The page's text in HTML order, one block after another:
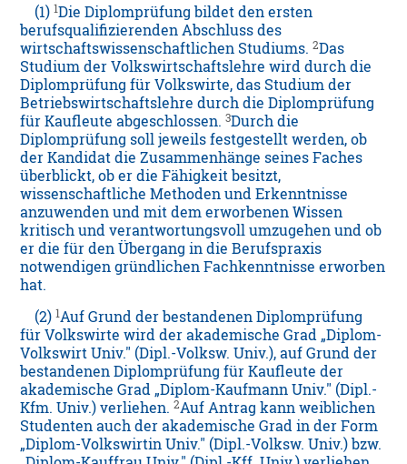
(1)1Die Diplomprüfung bildet den ersten
berufsqualifizierenden Abschluss des
wirtschaftswissenschaftlichen Studiums.2Das
Studium der Volkswirtschaftslehre wird durch die
Diplomprüfung für Volkswirte, das Studium der
Betriebswirtschaftslehre durch die Diplomprüfung
für Kaufleute abgeschlossen.3Durch die
Diplomprüfung soll jeweils festgestellt werden, ob
der Kandidat die Zusammenhänge seines Faches
überblickt, ob er die Fähigkeit besitzt,
wissenschaftliche Methoden und Erkenntnisse
anzuwenden und mit dem erworbenen Wissen
kritisch und verantwortungsvoll umzugehen und ob
er die für den Übergang in die Berufspraxis
notwendigen gründlichen Fachkenntnisse erworben
hat.
(2)1Auf Grund der bestandenen Diplomprüfung
für Volkswirte wird der akademische Grad „Diplom-
Volkswirt Univ." (Dipl.-Volksw. Univ.), auf Grund der
bestandenen Diplomprüfung für Kaufleute der
akademische Grad „Diplom-Kaufmann Univ." (Dipl.-
Kfm. Univ.) verliehen.2Auf Antrag kann weiblichen
Studenten auch der akademische Grad in der Form
„Diplom-Volkswirtin Univ." (Dipl.-Volksw. Univ.) bzw.